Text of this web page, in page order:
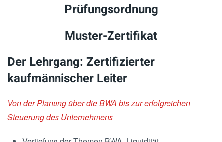
Prüfungsordnung
Muster-Zertifikat
Der Lehrgang: Zertifizierter
kaufmännischer Leiter
Von der Planung über die BWA bis zur erfolgreichen
Steuerung des Unternehmens